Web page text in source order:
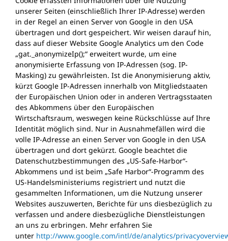
unserer Seiten (einschließlich Ihrer IP-Adresse) werden
in der Regel an einen Server von Google in den USA
übertragen und dort gespeichert. Wir weisen darauf hin,
dass auf dieser Website Google Analytics um den Code
„gat._anonymizeIp();“ erweitert wurde, um eine
anonymisierte Erfassung von IP-Adressen (sog. IP-
Masking) zu gewährleisten. Ist die Anonymisierung aktiv,
kürzt Google IP-Adressen innerhalb von Mitgliedstaaten
der Europäischen Union oder in anderen Vertragsstaaten
des Abkommens über den Europäischen
Wirtschaftsraum, weswegen keine Rückschlüsse auf Ihre
Identität möglich sind. Nur in Ausnahmefällen wird die
volle IP-Adresse an einen Server von Google in den USA
übertragen und dort gekürzt. Google beachtet die
Datenschutzbestimmungen des „US-Safe-Harbor“-
Abkommens und ist beim „Safe Harbor“-Programm des
US-Handelsministeriums registriert und nutzt die
gesammelten Informationen, um die Nutzung unserer
Websites auszuwerten, Berichte für uns diesbezüglich zu
verfassen und andere diesbezügliche Dienstleistungen
an uns zu erbringen. Mehr erfahren Sie
unter http://www.google.com/intl/de/analytics/